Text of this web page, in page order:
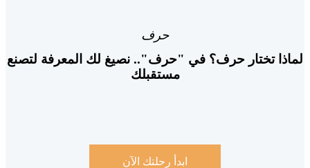
تختار حرف؟ في "حرف".. نصيغ لك المعرفة لتصنع
مستقبلك
ابدأ رحلتك الآن